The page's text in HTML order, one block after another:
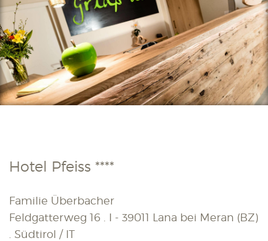
Hotel Pfeiss ****
Familie Überbacher
Feldgatterweg 16 . I - 39011 Lana bei Meran (BZ)
. Südtirol / IT